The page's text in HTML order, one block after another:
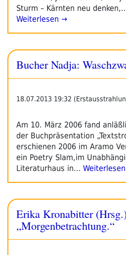
Sturm – Kärnten neu
Weiterlesen →
Bucher Nadja:
18.07.2013 19:32
Am 10. März 2006 fand
der Buchpräsentation
erschienen 2006 im Aramo
ein Poetry Slam,im
Literaturhaus in…
Erika Kronabitter
„Morgenbetrachtung.“